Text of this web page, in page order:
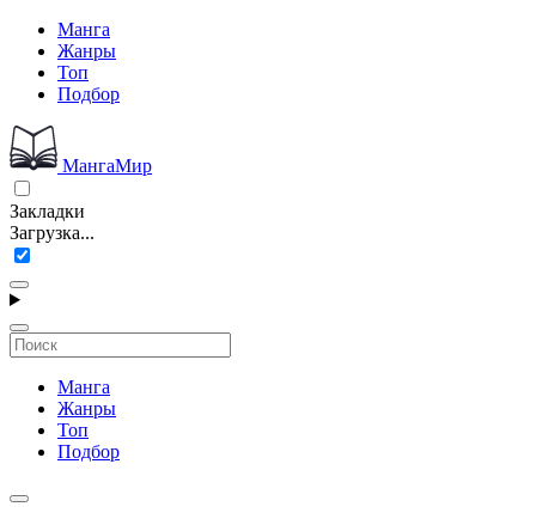
Манга
Жанры
Топ
Подбор
МангаМир
Закладки
Загрузка...
Манга
Жанры
Топ
Подбор